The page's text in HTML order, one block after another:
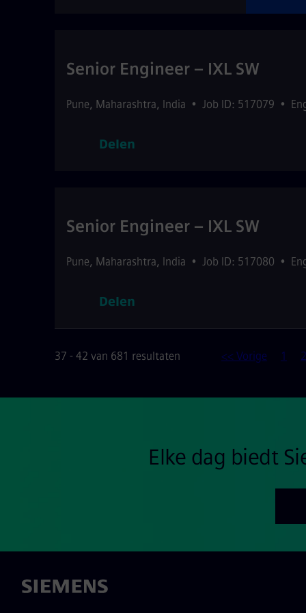
Senior Engineer – IXL SW
Pune, Maharashtra, India • Job ID: 517079 •
Delen
Senior Engineer – IXL SW
Pune, Maharashtra, India • Job ID: 517080 •
Delen
37 - 42 van 681 resultaten << Vorige 1 2
Elke dag biedt